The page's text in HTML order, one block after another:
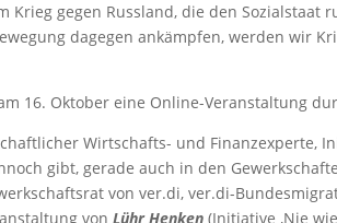
gegen Russland, die den
dagegen ankämpfen, werden wir
16. Oktober eine Online-Veranstaltung
Wirtschafts- und Finanzexperte,
gibt, gerade auch in den
von ver.di, ver.di-
vonLühr Henken (Initiative ‚Nie